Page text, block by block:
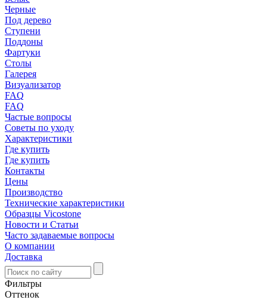
Черные
Под дерево
Ступени
Поддоны
Фартуки
Столы
Галерея
Визуализатор
FAQ
FAQ
Частые вопросы
Советы по уходу
Характеристики
Где купить
Где купить
Контакты
Цены
Производство
Технические характеристики
Образцы Vicostone
Новости и Статьи
Часто задаваемые вопросы
О компании
Доставка
Фильтры
Оттенок